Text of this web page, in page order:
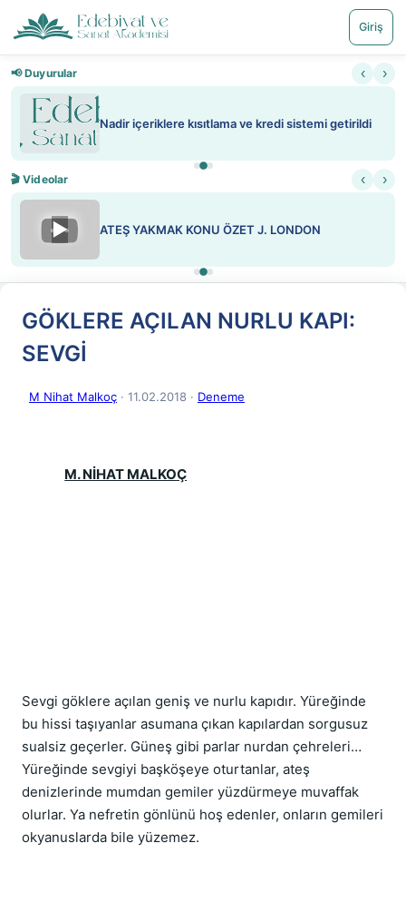
Giriş
📢 Duyurular ‹ ›
Nadir içeriklere kısıtlama ve kredi sistemi getirildi
🎬 Videolar ‹ ›
▶ ATEŞ YAKMAK KONU ÖZET J. LONDON
GÖKLERE AÇILAN NURLU KAPI:
SEVGİ
M Nihat Malkoç · 11.02.2018 · Deneme
M. NİHAT MALKOÇ
Sevgi göklere açılan geniş ve nurlu kapıdır. Yüreğinde
bu hissi taşıyanlar asumana çıkan kapılardan sorgusuz
sualsiz geçerler. Güneş gibi parlar nurdan çehreleri…
Yüreğinde sevgiyi başköşeye oturtanlar, ateş
denizlerinde mumdan gemiler yüzdürmeye muvaffak
olurlar. Ya nefretin gönlünü hoş edenler, onların gemileri
okyanuslarda bile yüzemez.